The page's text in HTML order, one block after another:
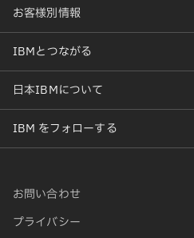
お問い合わせ
プライバシー